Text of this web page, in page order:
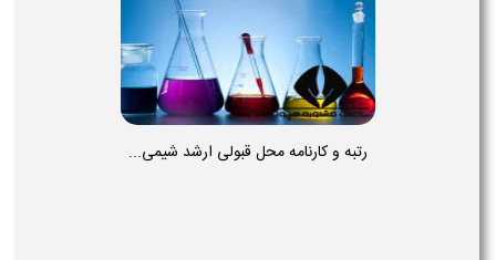
رتبه و کارنامه محل قبولی ارشد شیمی...